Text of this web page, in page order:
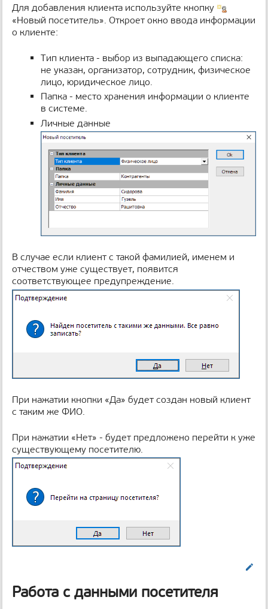
Для добавления клиента используйте кнопку
«Новый посетитель». Откроет окно ввода информации
о клиенте:
Тип клиента - выбор из выпадающего списка:
не указан, организатор, сотрудник, физическое
лицо, юридическое лицо.
Папка - место хранения информации о клиенте
в системе.
Личные данные
В случае если клиент с такой фамилией, именем и
отчеством уже существует, появится
соответствующее предупреждение.
При нажатии кнопки «Да» будет создан новый клиент
с таким же ФИО.
При нажатии «Нет» - будет предложено перейти к уже
существующему посетителю.
Работа с данными посетителя